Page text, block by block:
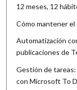
12 meses, 12
Cómo mantener
Automatización
publicaciones de
Gestión de tareas:
con Microsoft To